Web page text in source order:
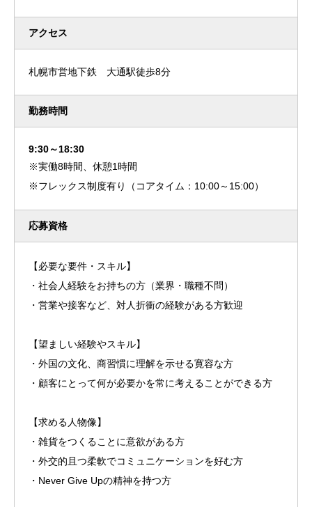
アクセス
札幌市営地下鉄 大通駅徒歩8分
勤務時間
9:30～18:30
※実働8時間、休憩1時間
※フレックス制度有り（コアタイム：10:00～15:00）
応募資格
【必要な要件・スキル】
・社会人経験をお持ちの方（業界・職種不問）
・営業や接客など、対人折衝の経験がある方歓迎
【望ましい経験やスキル】
・外国の文化、商習慣に理解を示せる寛容な方
・顧客にとって何が必要かを常に考えることができる方
【求める人物像】
・雑貨をつくることに意欲がある方
・外交的且つ柔軟でコミュニケーションを好む方
・Never Give Upの精神を持つ方